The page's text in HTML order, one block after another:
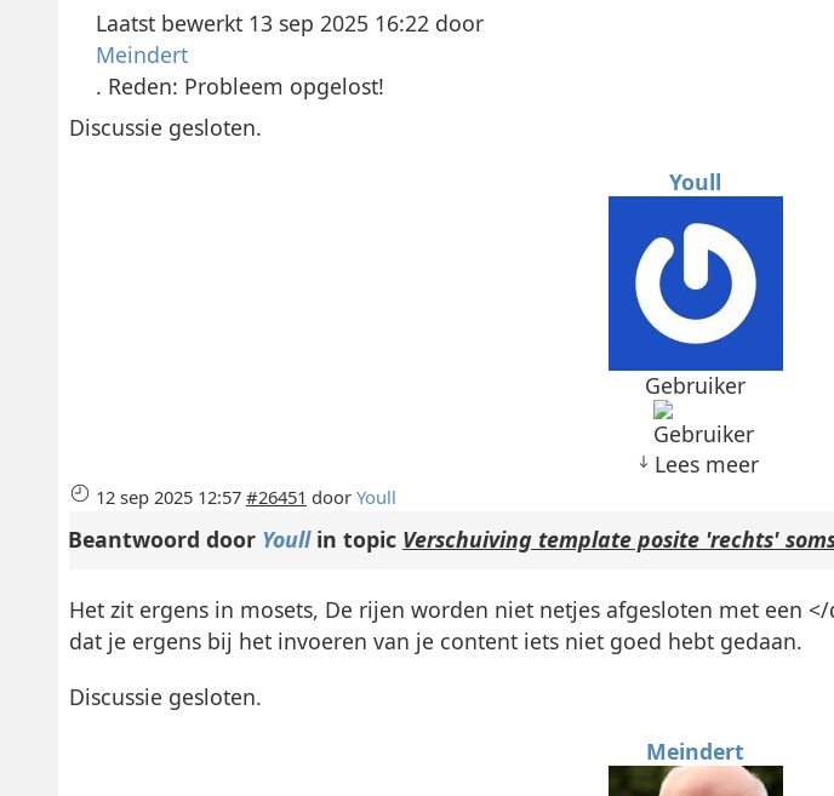
Laatst bewerkt 13 sep 2025 16:22 door
Meindert
. Reden: Probleem opgelost!
Discussie gesloten.
Youll
Gebruiker
Lees meer
12 sep 2025 12:57 #26451 door Youll
Beantwoord door Youllin topic Verschuiving template posite 'rechts'
Het zit ergens in mosets, De rijen worden niet netjes afgesloten met een
dat je ergens bij het invoeren van je content iets niet goed hebt gedaan.
Discussie gesloten.
Meindert